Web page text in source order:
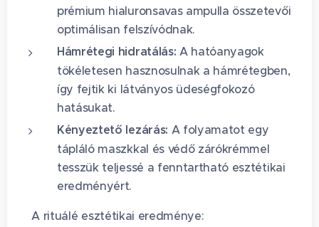
prémium hialuronsavas ampulla összetevői
optimálisan felszívódnak.
Hámrétegi hidratálás: A hatóanyagok
tökéletesen hasznosulnak a hámrétegben,
így fejtik ki látványos üdeségfokozó
hatásukat.
Kényeztető lezárás: A folyamatot egy
tápláló maszkkal és védő zárókrémmel
tesszük teljessé a fenntartható esztétikai
eredményért. 🧖‍♀️
🌟 A rituálé esztétikai eredménye: